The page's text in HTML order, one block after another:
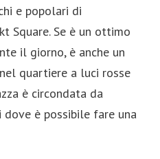
e popolari di
Square. Se è un ottimo
il giorno, è anche un
quartiere a luci rosse
è circondata da
è possibile fare una